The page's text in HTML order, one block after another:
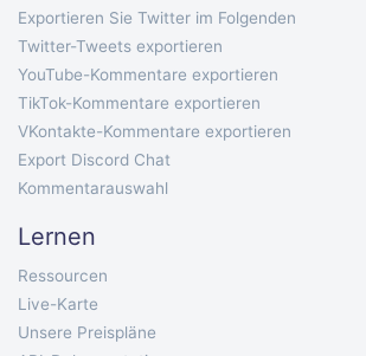
Exportieren Sie Twitter im Folgenden
Twitter-Tweets exportieren
YouTube-Kommentare exportieren
TikTok-Kommentare exportieren
VKontakte-Kommentare exportieren
Export Discord Chat
Kommentarauswahl
Lernen
Ressourcen
Live-Karte
Unsere Preispläne